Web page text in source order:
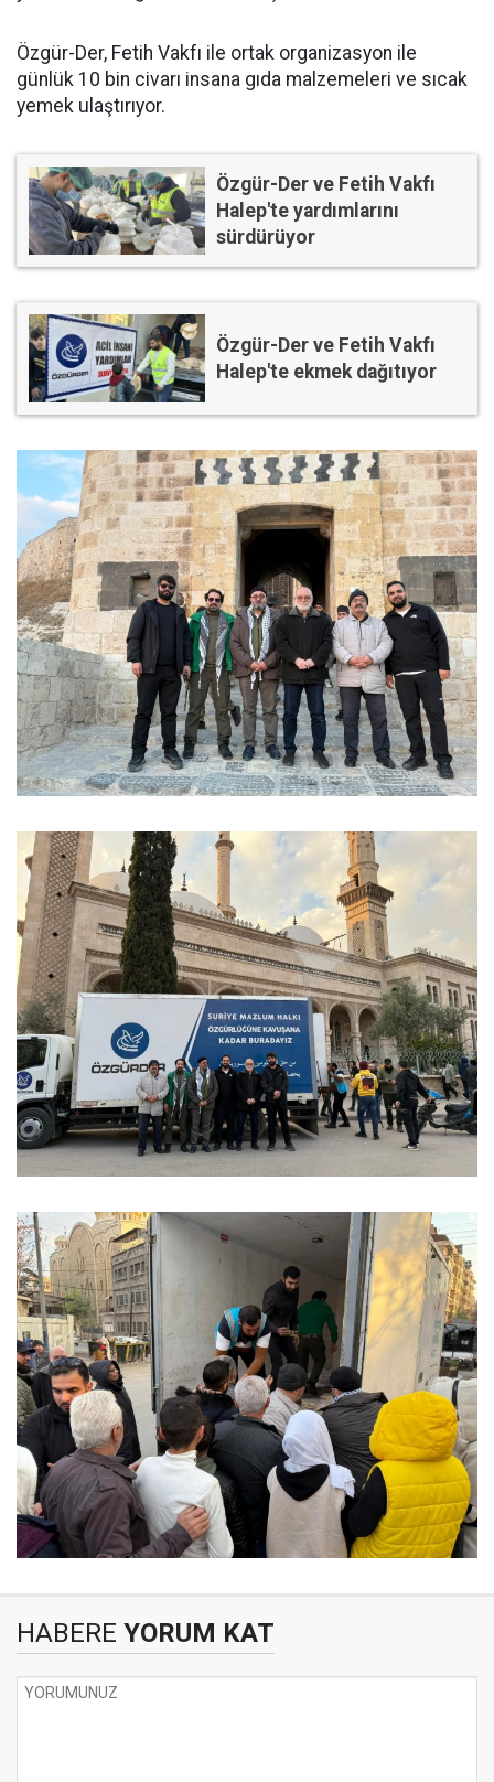
Özgür-Der, Fetih Vakfı ile ortak organizasyon ile
günlük 10 bin civarı insana gıda malzemeleri ve sıcak
yemek ulaştırıyor.
Özgür-Der ve Fetih Vakfı
Halep'te yardımlarını
sürdürüyor
Özgür-Der ve Fetih Vakfı
Halep'te ekmek dağıtıyor
HABERE YORUM KAT